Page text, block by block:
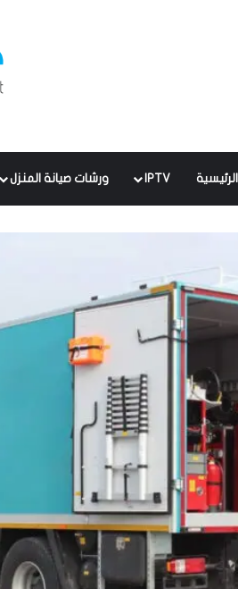
الرئيسية IPTV ورشات صيانة المنزل